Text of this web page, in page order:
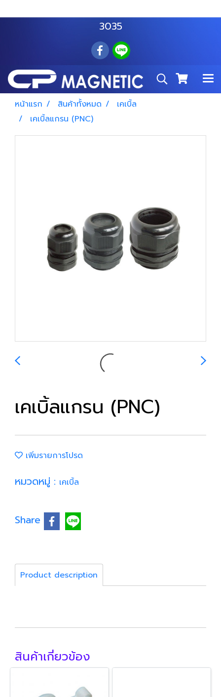
3035
หน้าแรก สินค้าทั้งหมด
เคเบิ้ล
เคเบิ้ลแกรน (PNC)
เคเบิ้ลแกรน (PNC)
เพิ่มรายการโปรด
หมวดหมู่ : เคเบิ้ล
Share
Product description
สินค้าเกี่ยวข้อง